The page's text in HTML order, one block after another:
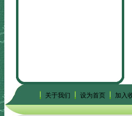
关于我们 设为首页 加入